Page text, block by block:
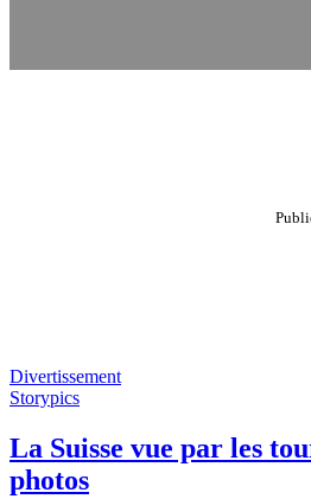
Divertissement
Storypics
La Suisse vue par les
photos